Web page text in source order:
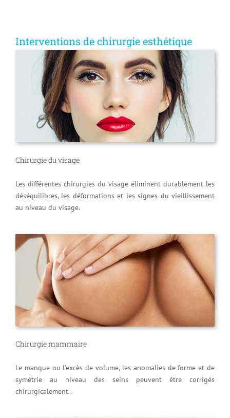
Interventions de chirurgie esthétique
Chirurgie du visage
Les différentes chirurgies du visage éliminent durablement les
déséquilibres, les déformations et les signes du vieillissement
au niveau du visage.
Chirurgie mammaire
Le manque ou l’excès de volume, les anomalies de forme et de
symétrie au niveau des seins peuvent être corrigés
chirurgicalement .